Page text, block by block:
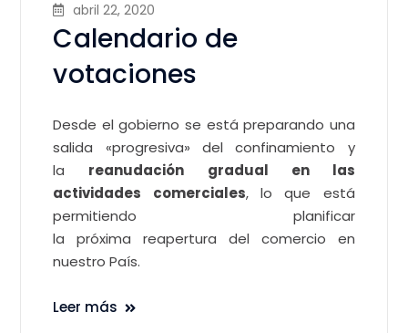
abril 22, 2020
Calendario de
votaciones
Desde el gobierno se está preparando una
salida «progresiva» del confinamiento y
la reanudación gradual en las
actividades comerciales, lo que está
permitiendo planificar
la próxima reapertura del comercio en
nuestro País.
Leer más